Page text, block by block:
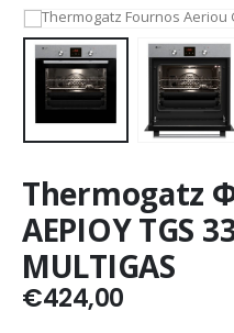
Thermogatz
ΑΕΡΙΟΥ TGS
MULTIGAS
€424,00